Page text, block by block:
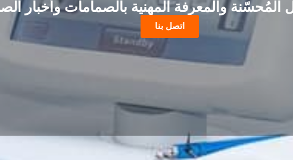
المُحسّنة والمعرفة المهنية بالصمامات وأخبار
اتصل بنا